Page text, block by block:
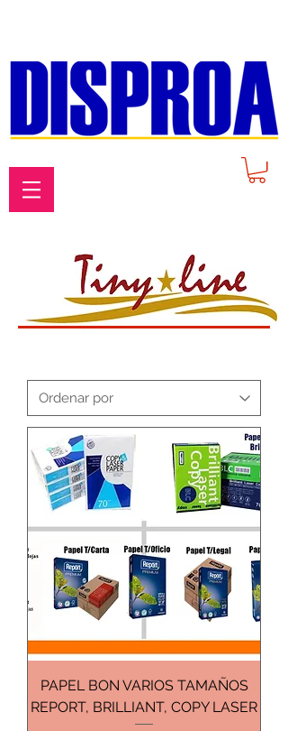
PAPEL BON VARIOS TAMAÑOS
REPORT, BRILLIANT, COPY LASER